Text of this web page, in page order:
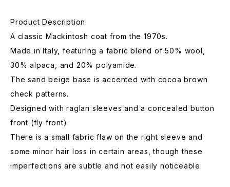
Product Description:
A classic Mackintosh coat from the 1970s.
Made in Italy, featuring a fabric blend of 50% wool,
30% alpaca, and 20% polyamide.
The sand beige base is accented with cocoa brown
check patterns.
Designed with raglan sleeves and a concealed button
front (fly front).
There is a small fabric flaw on the right sleeve and
some minor hair loss in certain areas, though these
imperfections are subtle and not easily noticeable.